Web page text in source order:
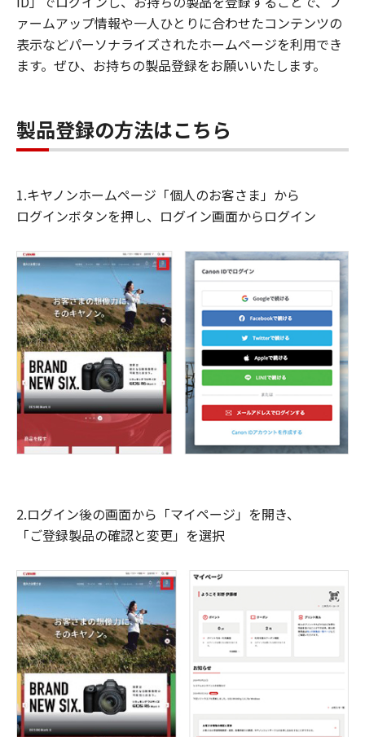
ァームアップ情報や一人ひとりに合わせたコンテンツの
表示などパーソナライズされたホームページを利用でき
ます。ぜひ、お持ちの製品登録をお願いいたします。
製品登録の方法はこちら
1.キヤノンホームページ「個人のお客さま」から
ログインボタンを押し、ログイン画面からログイン
2.ログイン後の画面から「マイページ」を開き、
「ご登録製品の確認と変更」を選択